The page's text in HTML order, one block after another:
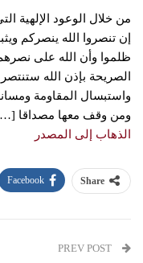
من خلال الوعود الإلهية
إن تنصروا الله ينصركم
ظلموا وأن الله على
الصريحة بإذن الله
واستبسال المقاومة
ومن وقف معها مصداقا
الذهاب إلى المصدر
Share
Facebook